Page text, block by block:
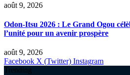
août 9, 2026
Odon-Itsu 2026 : Le Grand Ogou
l’unité pour un avenir prospère
août 9, 2026
Facebook X (Twitter) Instagram
Trending